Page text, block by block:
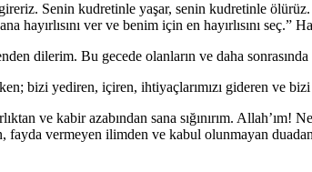
Senin kudretinle yaşar, senin kudretinle
ver ve benim için en hayırlısını seç.”
dilerim. Bu gecede olanların ve daha sonrasında
bizi yediren, içiren, ihtiyaçlarımızı gideren ve
ve kabir azabından sana sığınırım. Allah’ım!
vermeyen ilimden ve kabul olunmayan duadan